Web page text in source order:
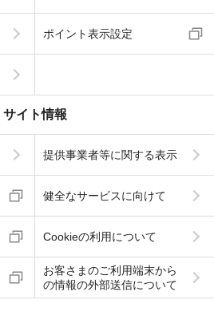
ポイント表示設定
サイト情報
提供事業者等に関する表示
健全なサービスに向けて
Cookieの利用について
お客さまのご利用端末から
の情報の外部送信について